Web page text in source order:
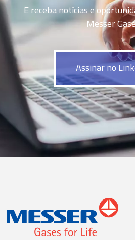
E receba notícias e
Messer
Assinar no